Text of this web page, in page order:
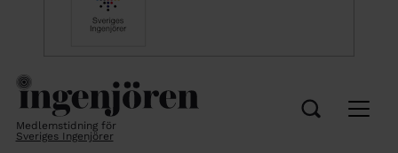
Medlemstidning för
Sveriges Ingenjörer